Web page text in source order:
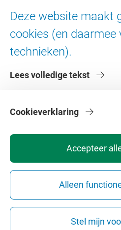
Deze website maakt
cookies (en daarmee
technieken).
Lees volledige tekst
Accepteer
Alleen
Stel mijn
Cookieverklaring
Over de VU
Contact en route
Faculteiten
PrivacyDisclaimerVeiligheid